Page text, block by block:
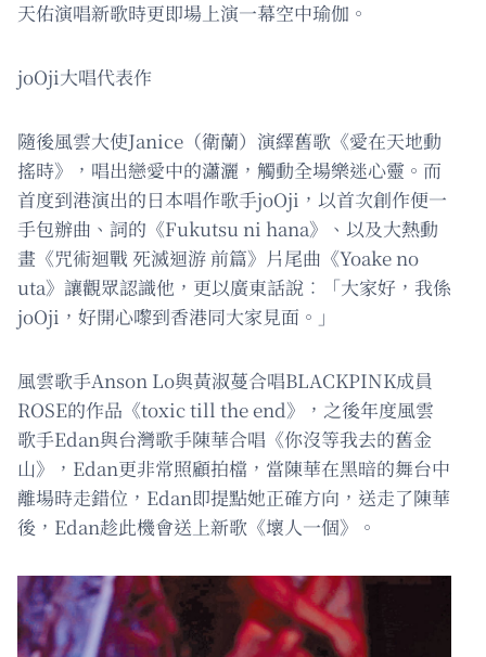
天佑演唱新歌時更即場上演一幕空中瑜伽。
joOji大唱代表作
隨後風雲大使Janice（衛蘭）演繹舊歌《愛在天地動
搖時》，唱出戀愛中的瀟灑，觸動全場樂迷心靈。而
首度到港演出的日本唱作歌手joOji，以首次創作便一
手包辦曲、詞的《Fukutsu ni hana》、以及大熱動
畫《咒術迴戰 死滅迴游 前篇》片尾曲《Yoake no
uta》讓觀眾認識他，更以廣東話說︰「大家好，我係
joOji，好開心嚟到香港同大家見面。」
風雲歌手Anson Lo與黃淑蔓合唱BLACKPINK成員
ROSE的作品《toxic till the end》，之後年度風雲
歌手Edan與台灣歌手陳華合唱《你沒等我去的舊金
山》，Edan更非常照顧拍檔，當陳華在黑暗的舞台中
離場時走錯位，Edan即提點她正確方向，送走了陳華
後，Edan趁此機會送上新歌《壞人一個》。